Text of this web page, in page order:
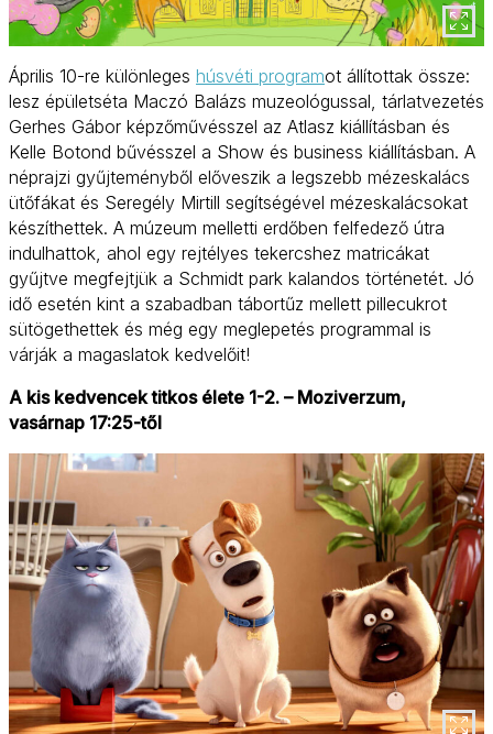
Április 10-re különleges húsvéti programot állítottak össze:
lesz épületséta Maczó Balázs muzeológussal, tárlatvezetés
Gerhes Gábor képzőművésszel az Atlasz kiállításban és
Kelle Botond bűvésszel a Show és business kiállításban. A
néprajzi gyűjteményből előveszik a legszebb mézeskalács
ütőfákat és Seregély Mirtill segítségével mézeskalácsokat
készíthettek. A múzeum melletti erdőben felfedező útra
indulhattok, ahol egy rejtélyes tekercshez matricákat
gyűjtve megfejtjük a Schmidt park kalandos történetét. Jó
idő esetén kint a szabadban tábortűz mellett pillecukrot
sütögethettek és még egy meglepetés programmal is
várják a magaslatok kedvelőit!
A kis kedvencek titkos élete 1-2. – Moziverzum,
vasárnap 17:25-től